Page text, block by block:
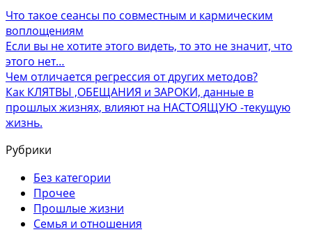
Что такое сеансы по совместным и кармическим
воплощениям
Если вы не хотите этого видеть, то это не значит, что
этого нет…
Чем отличается регрессия от других методов?
Как КЛЯТВЫ ,ОБЕЩАНИЯ и ЗАРОКИ, данные в
прошлых жизнях, влияют на НАСТОЯЩУЮ -текущую
жизнь.
Рубрики
Без категории
Прочее
Прошлые жизни
Семья и отношения